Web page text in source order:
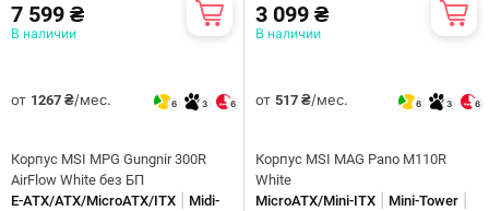
7 599 ₴
В наличии
от 1267 ₴/мес. 6 3 6
Корпус MSI MPG Gungnir 300R
AirFlow White без БП
E-ATX/ATX/MicroATX/ITX
Midi-
3 099 ₴
В наличии
от 517 ₴/мес. 6 3 6
Корпус MSI MAG Pano M110R
White
MicroATX/Mini-ITX
Mini-Tower